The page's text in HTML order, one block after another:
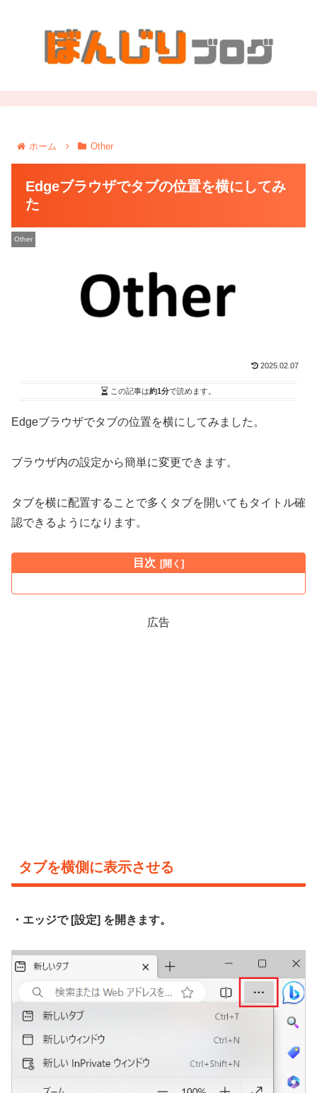
ホーム Other
Edgeブラウザでタブの位置を横にしてみ
た
Other
2025.02.07
この記事は約1分で読めます。
Edgeブラウザでタブの位置を横にしてみました。
ブラウザ内の設定から簡単に変更できます。
タブを横に配置することで多くタブを開いてもタイトル確
認できるようになります。
目次
広告
タブを横側に表示させる
・エッジで [設定] を開きます。